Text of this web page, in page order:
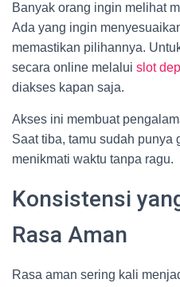
Banyak orang ingin melihat
Ada yang ingin
memastikan pilihannya.
secara online melalui slot
diakses kapan saja.
Akses ini membuat
Saat tiba, tamu sudah punya
menikmati waktu tanpa ragu.
Konsistensi
Rasa Aman
Rasa aman sering kali